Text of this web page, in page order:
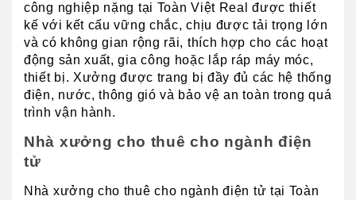
công nghiệp nặng tại Toàn Việt Real được thiết
kế với kết cấu vững chắc, chịu được tải trọng lớn
và có không gian rộng rãi, thích hợp cho các hoạt
động sản xuất, gia công hoặc lắp ráp máy móc,
thiết bị. Xưởng được trang bị đầy đủ các hệ thống
điện, nước, thông gió và bảo vệ an toàn trong quá
trình vận hành.
Nhà xưởng cho thuê cho ngành điện
tử
Nhà xưởng cho thuê cho ngành điện tử tại Toàn